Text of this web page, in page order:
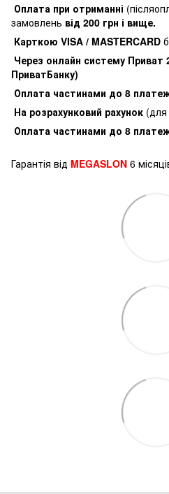
Оплата при отриманні
замовлень від 200 грн і вище.
Карткою VISA / MASTERCARD
Через онлайн систему Приват
ПриватБанку)
Оплата частинами до 8
На розрахунковий рахунок
Оплата частинами до 8
Гарантія від MEGASLON 6